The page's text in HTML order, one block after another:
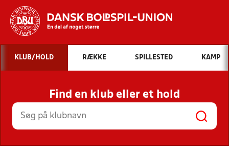
Hvad vil du søge efter?
INDHOLD OG NYHEDER
STILLINGER, RESULTATER, KLUBBER OG
HOLD
KLUB/HOLD RÆKKE SPILLESTED KAMP
Find en klub eller et hold